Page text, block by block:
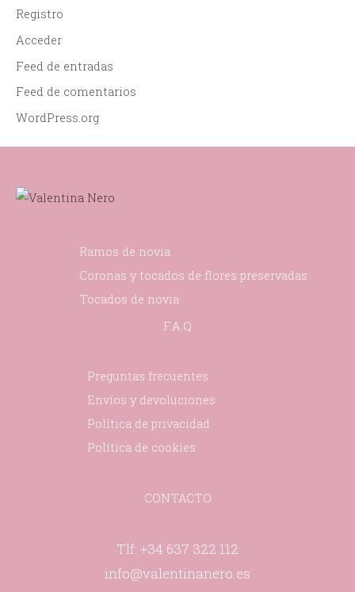
Registro
Acceder
Feed de entradas
Feed de comentarios
WordPress.org
Ramos de novia
Coronas y tocados de flores preservadas
Tocados de novia
F.A.Q
Preguntas frecuentes
Envíos y devoluciones
Política de privacidad
Política de cookies
CONTACTO
Tlf: +34 637 322 112
info@valentinanero.es